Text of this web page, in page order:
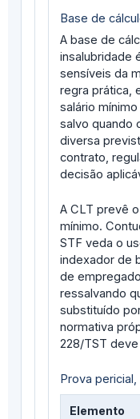
Base de
A base de
insalubridade
sensíveis da
regra prática,
salário
salvo quando
diversa
contrato,
decisão
A CLT prevê
mínimo.
STF veda o
indexador de
de
ressalvando
substituído
normativa
228/TST
Prova
Elemento